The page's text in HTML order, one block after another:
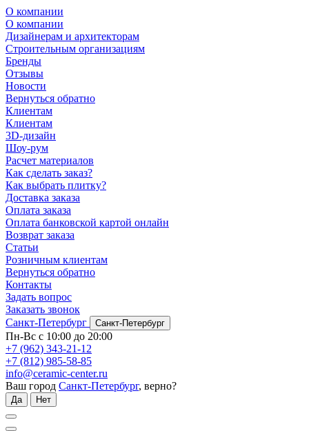
О компании
О компании
Дизайнерам и архитекторам
Строительным организациям
Бренды
Отзывы
Новости
Вернуться обратно
Клиентам
Клиентам
3D-дизайн
Шоу-рум
Расчет материалов
Как сделать заказ?
Как выбрать плитку?
Доставка заказа
Оплата заказа
Оплата банковской картой онлайн
Возврат заказа
Статьи
Розничным клиентам
Вернуться обратно
Контакты
Задать вопрос
Заказать звонок
Санкт-Петербург
Санкт-Петербург
Пн-Вс с 10:00 до 20:00
+7 (962) 343-21-12
+7 (812) 985-58-85
info@ceramic-center.ru
Ваш город Санкт-Петербург, верно?
Да Нет